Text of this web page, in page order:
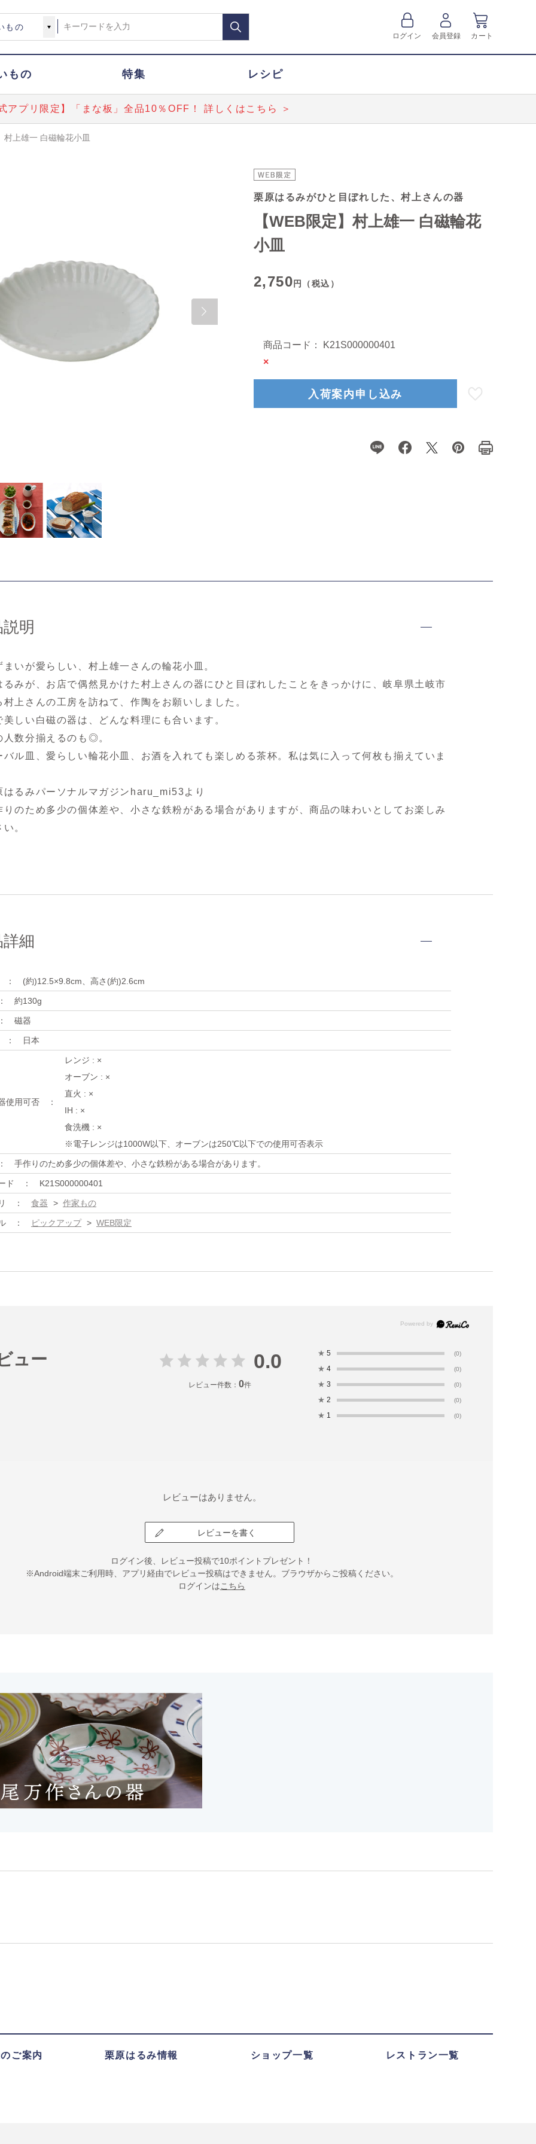
ログイン 会員登録 カート
もの 特集 レシピ
アプリ限定】「まな板」全品10％OFF！ 詳しくはこちら ＞
村上雄一 白磁輪花小皿
栗原はるみがひと目ぼれした、村上さんの器
【WEB限定】村上雄一 白磁輪花
小皿
2,750円（税込）
商品コード：
K21S000000401
×
入荷案内申し込み
明
まいが愛らしい、村上雄一さんの輪花小皿。
るみが、お店で偶然見かけた村上さんの器にひと目ぼれしたことをきっかけに、岐阜県土岐市
村上さんの工房を訪ねて、作陶をお願いしました。
美しい白磁の器は、どんな料理にも合います。
人数分揃えるのも◎。
バル皿、愛らしい輪花小皿、お酒を入れても楽しめる茶杯。私は気に入って何枚も揃えていま
るみパーソナルマガジンharu_mi53より
のため多少の個体差や、小さな鉄粉がある場合がありますが、商品の味わいとしてお楽しみ
。
細
(約)12.5×9.8cm、高さ(約)2.6cm
約130g
磁器
日本
使用可否
レンジ : ×
オーブン : ×
直火 : ×
IH : ×
食洗機 : ×
※電子レンジは1000W以下、オーブンは250℃以下での使用可否表示
手作りのため多少の個体差や、小さな鉄粉がある場合があります。
ド K21S000000401
食器 > 作家もの
ピックアップ > WEB限定
ュー 0.0
レビュー件数： 0件
★ 5 (0)
★ 4 (0)
★ 3 (0)
★ 2 (0)
★ 1 (0)
レビューはありません。
レビューを書く
ログイン後、レビュー投稿で10ポイントプレゼント！
※Android端末ご利用時、アプリ経由でレビュー投稿はできません。ブラウザからご投稿ください。
ログインはこちら
ご案内 栗原はるみ情報 ショップ一覧 レストラン一覧